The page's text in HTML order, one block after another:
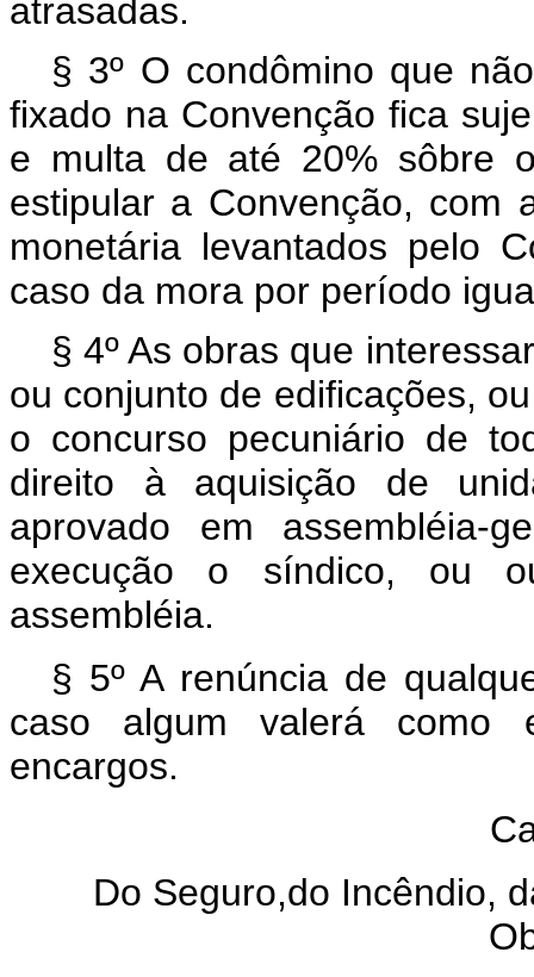
atrasadas.
§ 3º O condômino que
fixado na Convenção fica
e multa de até 20% sôbre
estipular a Convenção, com
monetária levantados pelo
caso da mora por período
§ 4º As obras que
ou conjunto de edificações,
o concurso pecuniário de
direito à aquisição de
aprovado em assembléia-
execução o síndico, ou
assembléia.
§ 5º A renúncia de
caso algum valerá como
encargos.
Do Seguro,do Incêndio,